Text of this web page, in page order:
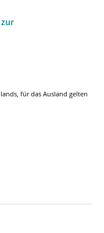
zur
für das Ausland gelten